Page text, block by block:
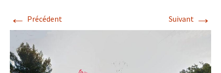
← Précédent Suivant →